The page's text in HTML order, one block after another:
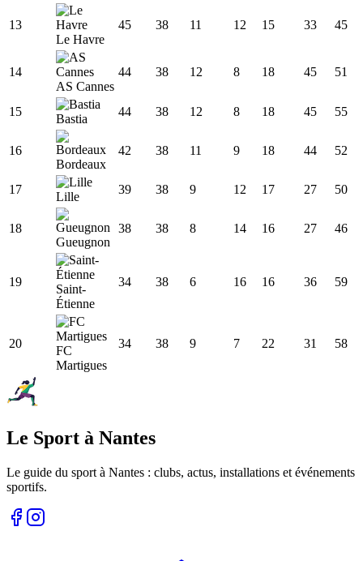
13
Le Havre
45 38 11 12 15 33 45
14
AS Cannes
44 38 12 8 18 45 51
15
Bastia
44 38 12 8 18 45 55
16
Bordeaux
42 38 11 9 18 44 52
17
Lille
39 38 9 12 17 27 50
18
Gueugnon
38 38 8 14 16 27 46
19
Saint-
Étienne
34 38 6 16 16 36 59
20
FC
Martigues
34 38 9 7 22 31 58
Le Sport à Nantes
Le guide du sport à Nantes : clubs, actus, installations et événements
sportifs.